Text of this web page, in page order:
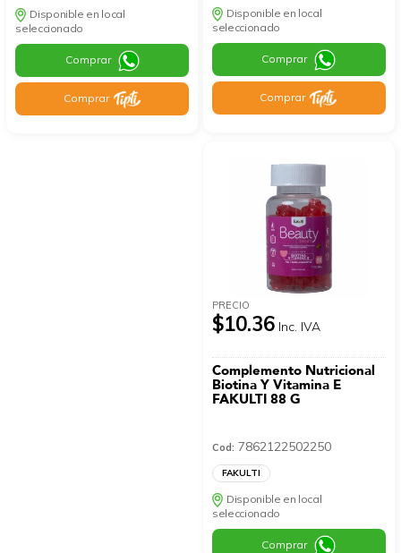
Disponible en local
seleccionado
Comprar
Comprar
Disponible en local
seleccionado
Comprar
Comprar
PRECIO
$10.36 Inc. IVA
Complemento Nutricional
Biotina Y Vitamina E
FAKULTI 88 G
Cod: 7862122502250
FAKULTI
Disponible en local
seleccionado
Comprar